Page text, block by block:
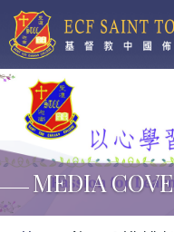
Skip to main content
MEDIA